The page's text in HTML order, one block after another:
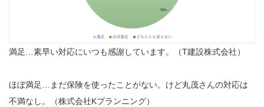
満足…素早い対応にいつも感謝しています。（T建設株式会社）
ほぼ満足…まだ保険を使ったことがない。けど丸茂さんの対応は
不満なし。（株式会社Kプランニング）